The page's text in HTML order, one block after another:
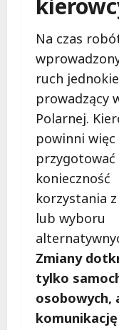
Na czas
ruch
prowadzący
Polarnej.
powinni więc
przygotować
konieczność
korzystania
lub wyboru
Zmiany
tylko
osobowych,